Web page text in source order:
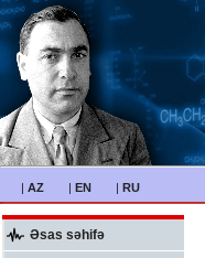
| AZ | EN | RU
Əsas səhifə